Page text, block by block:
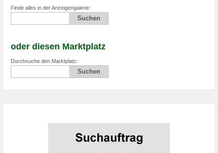
Finde alles in der Anzeigengalerie:
oder diesen Marktplatz
Durchsuche den Marktplatz: